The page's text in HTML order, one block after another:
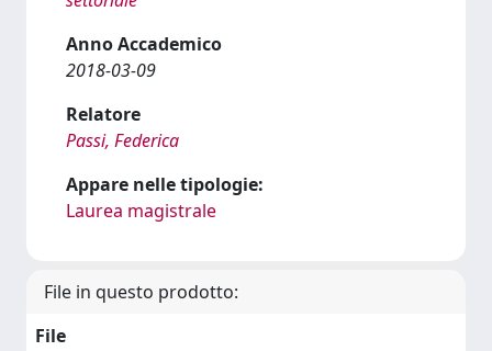
Anno Accademico
2018-03-09
Relatore
Passi, Federica
Appare nelle tipologie:
Laurea magistrale
File in questo prodotto:
File